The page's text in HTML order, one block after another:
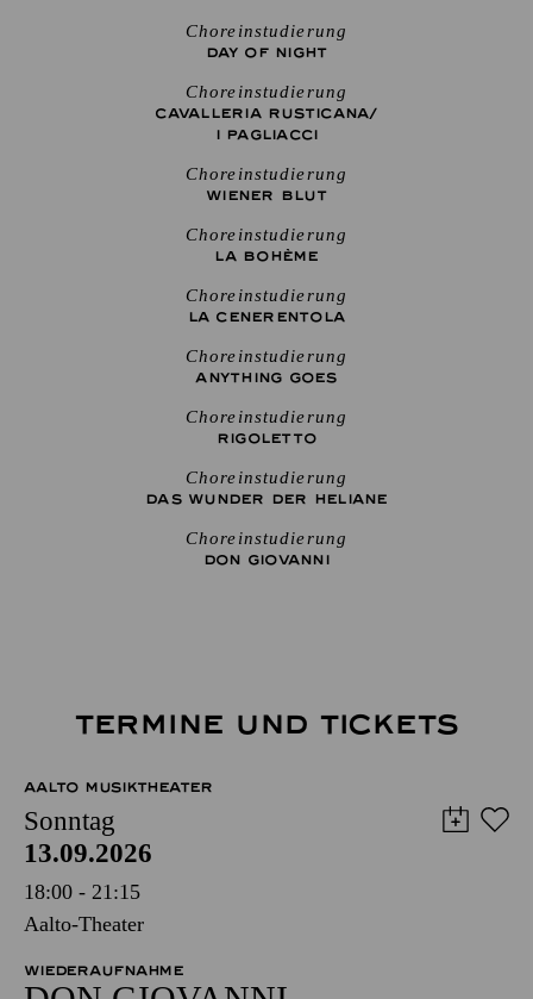
Choreinstudierung
DAY OF NIGHT
Choreinstudierung
CAVALLERIA RUSTICANA/
I PAGLIACCI
Choreinstudierung
WIENER BLUT
Choreinstudierung
LA BOHÈME
Choreinstudierung
LA CENE­RENTOLA
Choreinstudierung
ANYTHING GOES
Choreinstudierung
RIGO­LETTO
Choreinstudierung
DAS WUNDER DER HELIANE
Choreinstudierung
DON GIO­VANNI
TERMINE UND TICKETS
AALTO MUSIKTHEATER
Sonntag
13.09.2026
18:00 - 21:15
Aalto-Theater
WIEDERAUFNAHME